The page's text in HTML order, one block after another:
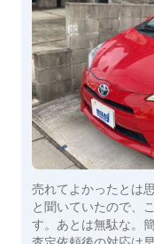
売れてよかったとは
と聞いていたので、
す。あとは無駄な。